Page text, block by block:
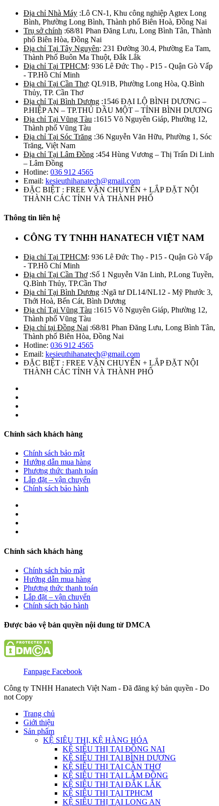
Địa chỉ Nhà Máy :Lô CN-1, Khu công nghiệp Agtex Long
Bình, Phường Long Bình, Thành phố Biên Hoà, Đồng Nai
Trụ sở chính :68/81 Phan Đăng Lưu, Long Bình Tân, Thành
phố Biên Hòa, Đồng Nai
Địa chỉ Tại Tây Nguyên: 231 Đường 30.4, Phường Ea Tam,
Thành Phố Buôn Ma Thuột, Đắk Lắk
Địa chỉ Tại TPHCM: 936 Lê Đức Thọ - P15 - Quận Gò Vấp
- TP.Hồ Chí Minh
Địa chỉ Tại Cần Thơ: QL91B, Phường Long Hòa, Q.Bình
Thủy, TP. Cần Thơ
Địa chỉ Tại Bình Dương :1546 ĐẠI LỘ BÌNH DƯƠNG –
P.HIỆP AN – TP.THỦ DẦU MỘT – TỈNH BÌNH DƯƠNG
Địa chỉ Tại Vũng Tàu :1615 Võ Nguyên Giáp, Phường 12,
Thành phố Vũng Tàu
Địa chỉ Tại Sóc Trăng :36 Nguyễn Văn Hữu, Phường 1, Sóc
Trăng, Việt Nam
Địa chỉ Tại Lâm Đồng :454 Hùng Vương – Thị Trấn Di Linh
– Lâm Đồng
Hotline: 036 912 4565
Email: kesieuthihanatech@gmail.com
ĐẶC BIỆT : FREE VẬN CHUYỂN + LẮP ĐẶT NỘI
THÀNH CÁC TỈNH VÀ THÀNH PHỐ
Thông tin liên hệ
CÔNG TY TNHH HANATECH VIỆT NAM
Địa chỉ Tại TPHCM: 936 Lê Đức Thọ - P15 - Quận Gò Vấp
- TP.Hồ Chí Minh
Địa chỉ Tại Cần Thơ:Số 1 Nguyễn Văn Linh, P.Long Tuyền,
Q.Bình Thủy, TP.Cần Thơ
Địa chỉ Tại Bình Dương :Ngã tư DL14/NL12 - Mỹ Phước 3,
Thới Hoà, Bến Cát, Bình Dương
Địa chỉ Tại Vũng Tàu :1615 Võ Nguyên Giáp, Phường 12,
Thành phố Vũng Tàu
Địa chỉ tại Đồng Nai :68/81 Phan Đăng Lưu, Long Bình Tân,
Thành phố Biên Hòa, Đồng Nai
Hotline: 036 912 4565
Email: kesieuthihanatech@gmail.com
ĐẶC BIỆT : FREE VẬN CHUYỂN + LẮP ĐẶT NỘI
THÀNH CÁC TỈNH VÀ THÀNH PHỐ
Chính sách khách hàng
Chính sách bảo mật
Hướng dẫn mua hàng
Phương thức thanh toán
Lắp đặt – vận chuyển
Chính sách bảo hành
Chính sách khách hàng
Chính sách bảo mật
Hướng dẫn mua hàng
Phương thức thanh toán
Lắp đặt – vận chuyển
Chính sách bảo hành
Được bảo vệ bản quyền nội dung từ DMCA
Fanpage Facebook
Công ty TNHH Hanatech Việt Nam - Đã đăng ký bản quyền - Do
not Copy
Trang chủ
Giới thiệu
Sản phẩm
KỆ SIÊU THỊ, KỆ HÀNG HÓA
KỆ SIÊU THỊ TẠI ĐỒNG NAI
KỆ SIÊU THỊ TẠI BÌNH DƯƠNG
KỆ SIÊU THỊ TẠI CẦN THƠ
KỆ SIÊU THỊ TẠI LÂM ĐỒNG
KỆ SIÊU THỊ TẠI ĐẮK LẮK
KỆ SIÊU THỊ TẠI TPHCM
KỆ SIÊU THỊ TẠI LONG AN